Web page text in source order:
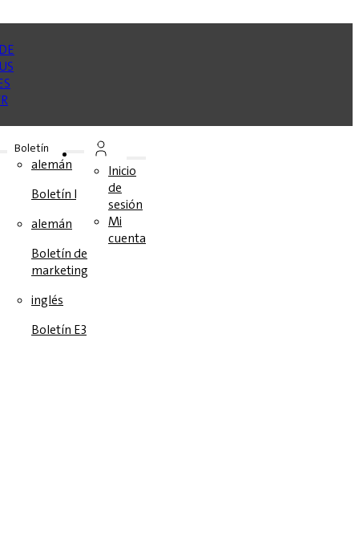
Boletín
alemán
Boletín E3
alemán
Boletín de
marketing
inglés
Boletín E3
Inicio
de
sesión
Mi
cuenta